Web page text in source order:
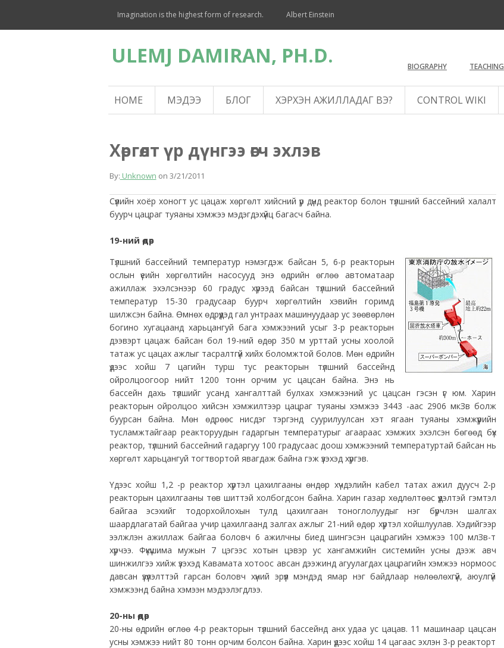
Imagination is the highest form of research. Albert Einstein
ULEMJ DAMIRAN, PH.D. BIOGRAPHY TEACHING
HOME МЭДЭЭ БЛОГ ХЭРХЭН АЖИЛЛАДАГ ВЭ? CONTROL WIKI
Хөргөлт үр дүнгээ өгч эхлэв
By: Unknown on 3/21/2011
Сүүлийн хоёр хоногт ус цацаж хөргөлт хийсний үр дүнд реактор болон түлшний бассейний халалт
буурч цацраг туяаны хэмжээ мэдэгдэхүйц багасч байна.
19-ний өдөр
Түлшний бассейний температур нэмэгдэж байсан 5, 6-р реакторын
ослын үеийн хөргөлтийн насосууд энэ өдрийн өглөө автоматаар
ажиллаж эхэлсэнээр 60 градус хүрээд байсан түлшний бассейний
температур 15-30 градусаар буурч хөргөлтийн хэвийн горимд
шилжсэн байна. Өмнөх өдрүүдэд гал унтраах машинуудаар ус зөөвөрлөн
богино хугацаанд харьцангуй бага хэмжээний усыг 3-р реакторын
дээвэрт цацаж байсан бол 19-ний өдөр 350 м урттай усны хоолой
татаж ус цацах ажлыг тасралтгүй хийх боломжтой болов. Мөн өдрийн
үдээс хойш 7 цагийн турш тус реакторын түлшний бассейнд
ойролцоогоор нийт 1200 тонн орчим ус цацсан байна. Энэ нь
бассейн дахь түлшийг усанд хангалттай булхах хэмжээний ус цацсан гэсэн үг юм. Харин
реакторын ойролцоо хийсэн хэмжилтээр цацраг туяаны хэмжээ 3443 -аас 2906 мкЗв болж
буурсан байна. Мөн өдрөөс нисдэг тэргэнд суурилуулсан хэт ягаан туяаны хэмжүүрийн
тусламжтайгаар реакторуудын гадаргын температурыг агаараас хэмжих эхэлсэн бөгөөд бүх
реактор, түлшний бассейний гадаргуу 100 градусаас доош хэмжээний температуртай байсан нь
хөргөлт харьцангуй тогтвортой явагдаж байна гэж үзэхэд хүргэв.
Үдээс хойш 1,2 -р реактор хүртэл цахилгааны өндөр хүчдэлийн кабел татах ажил дуусч 2-р
реакторын цахилгааны төв шиттэй холбогдсон байна. Харин газар хөдлөлтөөс үүдэлтэй гэмтэл
байгаа эсэхийг тодорхойлохын тулд цахилгаан тоноглолуудыг нэг бүрчлэн шалгах
шаардлагатай байгаа учир цахилгаанд залгах ажлыг 21-ний өдөр хүртэл хойшлуулав. Хэдийгээр
ээлжлэн ажиллаж байгаа боловч 6 ажилчны биед шингэсэн цацрагийн хэмжээ 100 млЗв-т
хүрчээ. Фүкүшима мужын 7 цэгээс хотын цэвэр ус хангамжийн системийн усны дээж авч
шинжилгээ хийж үзэхэд Кавамата хотоос авсан дээжинд агуулагдах цацрагийн хэмжээ нормоос
давсан үзүүлэлттэй гарсан боловч хүний эрүүл мэндэд ямар нэг байдлаар нөлөөлөхгүй, аюулгүй
хэмжээнд байна хэмээн мэдээлэгдлээ.
20-ны өдөр
20-ны өдрийн өглөө 4-р реакторын түлшний бассейнд анх удаа ус цацав. 11 машинаар цацсан
усны хэмжээ нийт 80 тонн орчим болсон байна. Харин үдээс хойш 14 цагаас эхлэн 3-р реакторт